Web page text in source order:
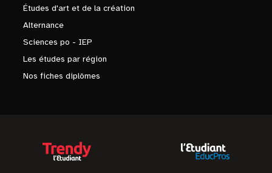
Études d'art et de la création
Alternance
Sciences po - IEP
Les études par région
Nos fiches diplômes